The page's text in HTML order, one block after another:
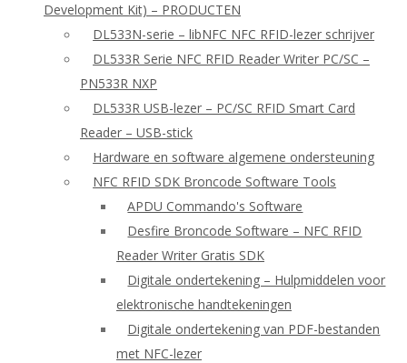
Development Kit) – PRODUCTEN
DL533N-serie – libNFC NFC RFID-lezer schrijver
DL533R Serie NFC RFID Reader Writer PC/SC –
PN533R NXP
DL533R USB-lezer – PC/SC RFID Smart Card
Reader – USB-stick
Hardware en software algemene ondersteuning
NFC RFID SDK Broncode Software Tools
APDU Commando's Software
Desfire Broncode Software – NFC RFID
Reader Writer Gratis SDK
Digitale ondertekening – Hulpmiddelen voor
elektronische handtekeningen
Digitale ondertekening van PDF-bestanden
met NFC-lezer